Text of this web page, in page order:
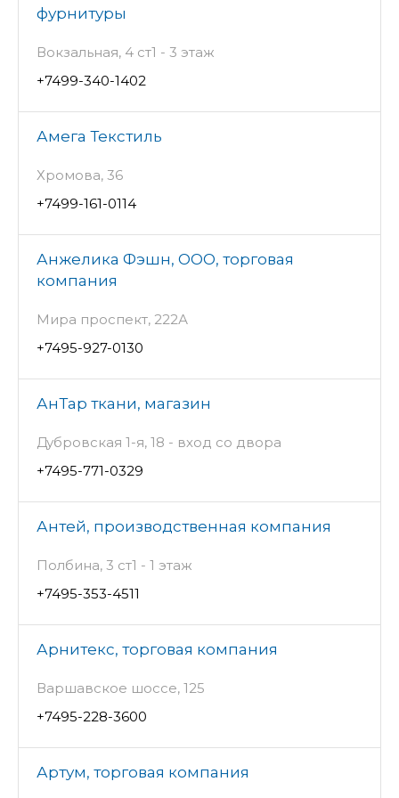
фурнитуры
Вокзальная, 4 ст1 - 3 этаж
+7499-340-1402
Амега Текстиль
Хромова, 36
+7499-161-0114
Анжелика Фэшн, ООО, торговая
компания
Мира проспект, 222А
+7495-927-0130
АнТар ткани, магазин
Дубровская 1-я, 18 - вход со двора
+7495-771-0329
Антей, производственная компания
Полбина, 3 ст1 - 1 этаж
+7495-353-4511
Арнитекс, торговая компания
Варшавское шоссе, 125
+7495-228-3600
Артум, торговая компания